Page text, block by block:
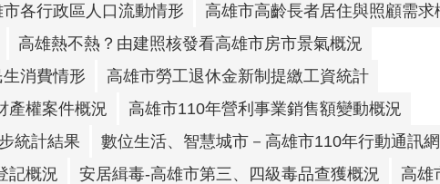
各行政區人口流動情形
高雄市高齡長者居住與照顧需求
高雄熱不熱？由建照核發看高雄市房市景氣概況
消費情形
高雄市勞工退休金新制提繳工資統計
產權案件概況
高雄市110年營利事業銷售額變動概況
統計結果
數位生活、智慧城市－高雄市110年行動通訊
記概況
安居緝毒-高雄市第三、四級毒品查獲概況
高雄